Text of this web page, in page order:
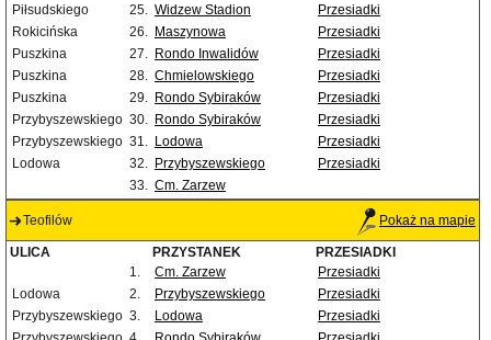
Piłsudskiego
25. Widzew Stadion
Przesiadki
Rokicińska
26. Maszynowa
Przesiadki
Puszkina
27. Rondo Inwalidów
Przesiadki
Puszkina
28. Chmielowskiego
Przesiadki
Puszkina
29. Rondo Sybiraków
Przesiadki
Przybyszewskiego 30. Rondo Sybiraków
Przesiadki
Przybyszewskiego 31. Lodowa
Przesiadki
Lodowa
32. Przybyszewskiego
Przesiadki
33. Cm. Zarzew
Teofilów Pokaż na mapie
ULICA PRZYSTANEK
PRZESIADKI
1.
Cm. Zarzew
Przesiadki
Lodowa
2. Przybyszewskiego
Przesiadki
Przybyszewskiego 3. Lodowa
Przesiadki